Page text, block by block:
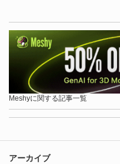
Meshyに関する記事一覧
アーカイブ